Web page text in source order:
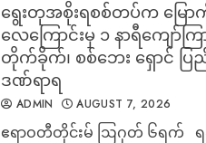
ရွေးတုအစိုးရစစ်တပ်က မြေ
လေကြောင်းမှ ၁ နာရီကျော်ကြ
တိုက်ခိုက်၊ စစ်ဘေး ရှောင် ပြ
ဒဏ်ရာရ
ADMIN AUGUST 7, 2026
ဧရာဝတီတိုင်းမ် ‎ဩဂုတ် ၆ရက် ‎ ‎ ရ